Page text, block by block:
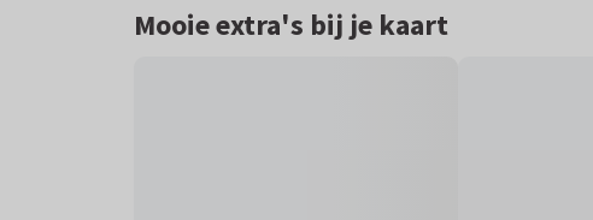
Mooie extra's bij je kaart